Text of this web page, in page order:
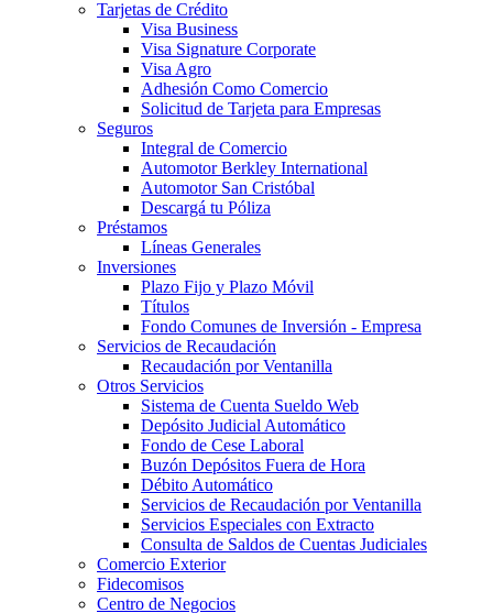
Tarjetas de Crédito
Visa Business
Visa Signature Corporate
Visa Agro
Adhesión Como Comercio
Solicitud de Tarjeta para Empresas
Seguros
Integral de Comercio
Automotor Berkley International
Automotor San Cristóbal
Descargá tu Póliza
Préstamos
Líneas Generales
Inversiones
Plazo Fijo y Plazo Móvil
Títulos
Fondo Comunes de Inversión - Empresa
Servicios de Recaudación
Recaudación por Ventanilla
Otros Servicios
Sistema de Cuenta Sueldo Web
Depósito Judicial Automático
Fondo de Cese Laboral
Buzón Depósitos Fuera de Hora
Débito Automático
Servicios de Recaudación por Ventanilla
Servicios Especiales con Extracto
Consulta de Saldos de Cuentas Judiciales
Comercio Exterior
Fidecomisos
Centro de Negocios